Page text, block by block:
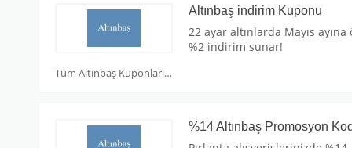
Tüm Altınbaş Kuponları
Altınbaş indirim Kuponu
22 ayar altınlarda Mayıs ayına
%2 indirim sunar!
%14 Altınbaş Promosyon